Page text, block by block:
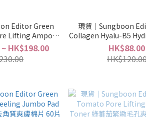
Editor Green
Lifting Ampoule
＋40ml＋收納包
HK$198.00
現貨｜Sungboon
Collagen Hyalu-B5
深層膠原蛋白透明質酸
膜 4片裝
HK$88.00